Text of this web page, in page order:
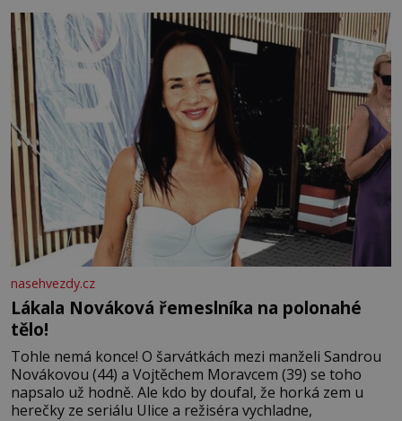
tisíc příslušnic svého včelstva, vznikne jeden z
nejdokonalejších organismů
nasehvezdy.cz
Lákala Nováková řemeslníka na polonahé
tělo!
Tohle nemá konce! O šarvátkách mezi manželi Sandrou
Novákovou (44) a Vojtěchem Moravcem (39) se toho
napsalo už hodně. Ale kdo by doufal, že horká zem u
herečky ze seriálu Ulice a režiséra vychladne,